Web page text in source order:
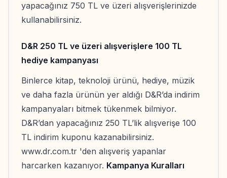
yapacağınız 750 TL ve üzeri alışverişlerinizde
kullanabilirsiniz.
D&R 250 TL ve üzeri alışverişlere 100 TL
hediye kampanyası
Binlerce kitap, teknoloji ürünü, hediye, müzik
ve daha fazla ürünün yer aldığı D&R’da indirim
kampanyaları bitmek tükenmek bilmiyor.
D&R’dan yapacağınız 250 TL’lik alışverişe 100
TL indirim kuponu kazanabilirsiniz.
www.dr.com.tr 'den alışveriş yapanlar
harcarken kazanıyor. Kampanya Kuralları